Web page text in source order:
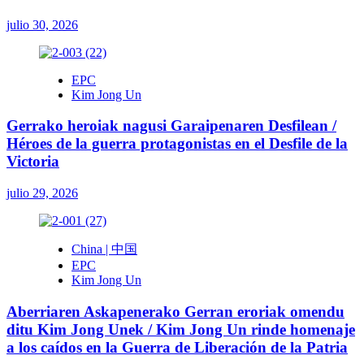
julio 30, 2026
EPC
Kim Jong Un
Gerrako heroiak nagusi Garaipenaren Desfilean /
Héroes de la guerra protagonistas en el Desfile de la
Victoria
julio 29, 2026
China | 中国
EPC
Kim Jong Un
Aberriaren Askapenerako Gerran eroriak omendu
ditu Kim Jong Unek / Kim Jong Un rinde homenaje
a los caídos en la Guerra de Liberación de la Patria